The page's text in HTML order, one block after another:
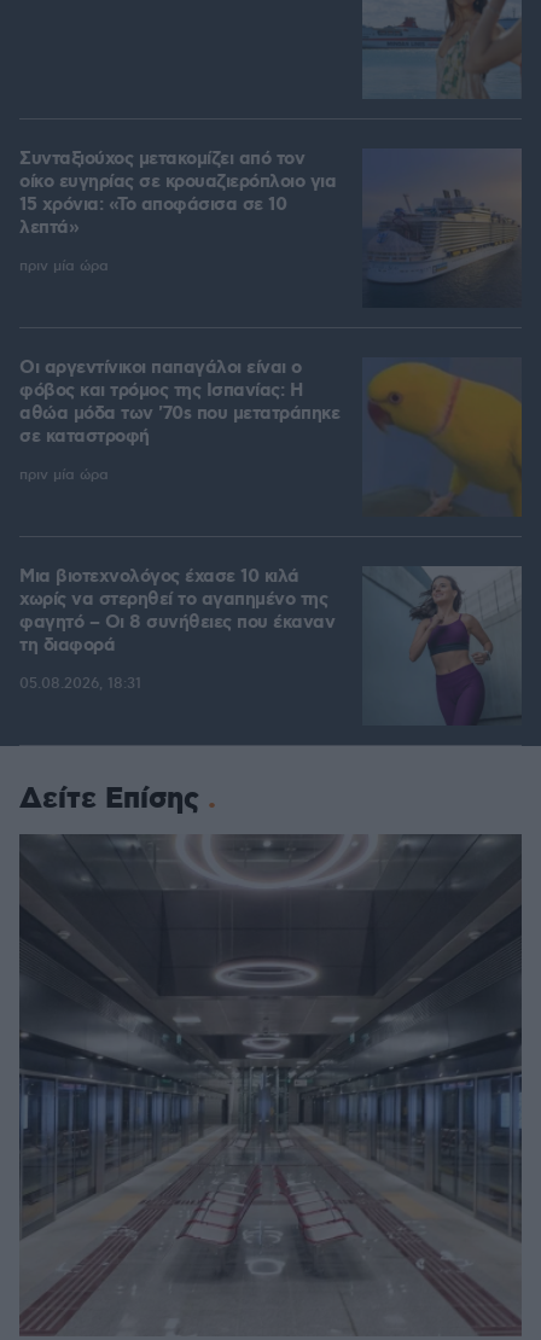
Συνταξιούχος μετακομίζει από τον
οίκο ευγηρίας σε κρουαζιερόπλοιο για
15 χρόνια: «Το αποφάσισα σε 10
λεπτά»
πριν μία ώρα
Οι αργεντίνικοι παπαγάλοι είναι ο
φόβος και τρόμος της Ισπανίας: Η
αθώα μόδα των '70s που μετατράπηκε
σε καταστροφή
πριν μία ώρα
Μια βιοτεχνολόγος έχασε 10 κιλά
χωρίς να στερηθεί το αγαπημένο της
φαγητό – Οι 8 συνήθειες που έκαναν
τη διαφορά
05.08.2026, 18:31
Δείτε Επίσης